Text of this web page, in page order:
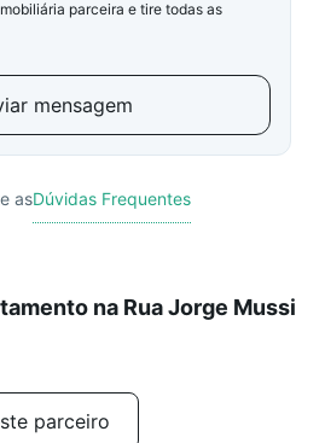
parceira e tire todas as
mensagem
asDúvidas Frequentes
na Rua Jorge Mussi
parceiro